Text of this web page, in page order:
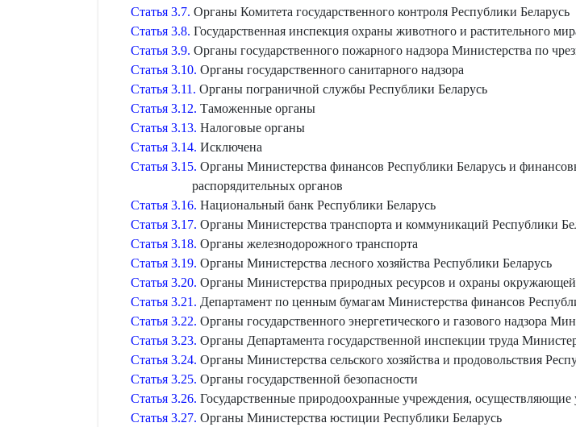
Статья 3.7. Органы Комитета государственного контроля Республики Беларусь
Статья 3.8. Государственная инспекция охраны животного и растительного
Статья 3.9. Органы государственного пожарного надзора Министерства по
Статья 3.10. Органы государственного санитарного надзора
Статья 3.11. Органы пограничной службы Республики Беларусь
Статья 3.12. Таможенные органы
Статья 3.13. Налоговые органы
Статья 3.14. Исключена
Статья 3.15. Органы Министерства финансов Республики Беларусь и
распорядительных органов
Статья 3.16. Национальный банк Республики Беларусь
Статья 3.17. Органы Министерства транспорта и коммуникаций Республики
Статья 3.18. Органы железнодорожного транспорта
Статья 3.19. Органы Министерства лесного хозяйства Республики Беларусь
Статья 3.20. Органы Министерства природных ресурсов и охраны окружающей
Статья 3.21. Департамент по ценным бумагам Министерства финансов
Статья 3.22. Органы государственного энергетического и газового надзора
Статья 3.23. Органы Департамента государственной инспекции труда
Статья 3.24. Органы Министерства сельского хозяйства и продовольствия
Статья 3.25. Органы государственной безопасности
Статья 3.26. Государственные природоохранные учреждения,
Статья 3.27. Органы Министерства юстиции Республики Беларусь